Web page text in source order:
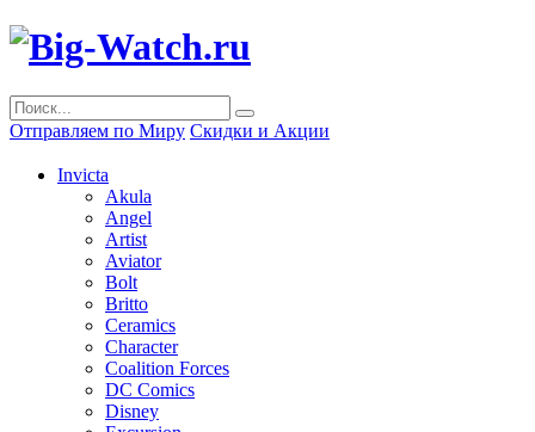
Отправляем по Миру Скидки и Акции
Invicta
Akula
Angel
Artist
Aviator
Bolt
Britto
Ceramics
Character
Coalition Forces
DC Comics
Disney